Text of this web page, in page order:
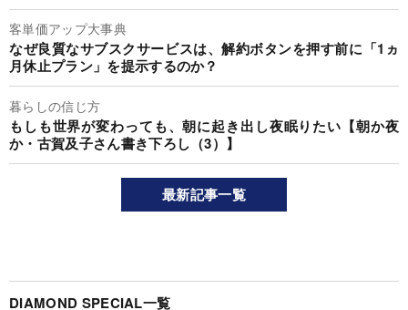
客単価アップ大事典
なぜ良質なサブスクサービスは、解約ボタンを押す前に「1ヵ
月休止プラン」を提示するのか？
暮らしの信じ方
もしも世界が変わっても、朝に起き出し夜眠りたい【朝か夜
か・古賀及子さん書き下ろし（3）】
最新記事一覧
DIAMOND SPECIAL一覧